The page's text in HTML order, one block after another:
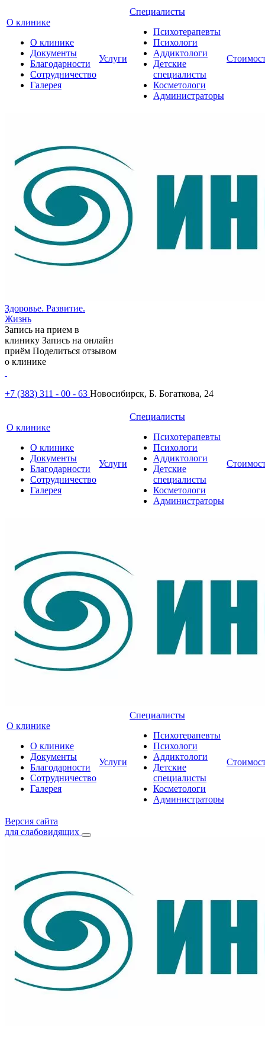
О клинике
О клинике
Документы
Благодарности
Сотрудничество
Галерея
Услуги
Специалисты
Психотерапевты
Психологи
Аддиктологи
Детские
специалисты
Косметологи
Администраторы
Здоровье. Развитие.
Жизнь
Запись на прием в
клинику Запись на онлайн
приём Поделиться отзывом
о клинике
+7 (383) 311 - 00 - 63 Новосибирск, Б. Богаткова, 24
О клинике
О клинике
Документы
Благодарности
Сотрудничество
Галерея
Услуги
Специалисты
Психотерапевты
Психологи
Аддиктологи
Детские
специалисты
Косметологи
Администраторы
О клинике
О клинике
Документы
Благодарности
Сотрудничество
Галерея
Услуги
Специалисты
Психотерапевты
Психологи
Аддиктологи
Детские
специалисты
Косметологи
Администраторы
Версия сайта
для слабовидящих